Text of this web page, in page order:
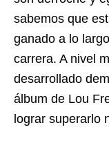
sabemos que
ganado a lo
carrera. A nivel
desarrollado
álbum de Lou
lograr superarlo